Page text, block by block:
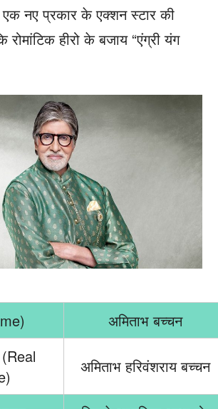
एक नए प्रकार के एक्शन स्टार की
रोमांटिक हीरो के बजाय “एंग्री यंग
अमिताभ बच्चन
अमिताभ हरिवंशराय बच्चन